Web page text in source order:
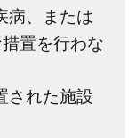
病、または
置を行わな
された施設